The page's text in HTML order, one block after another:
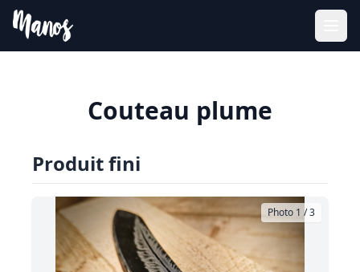
Couteau plume
Produit fini
Photo 1 / 3